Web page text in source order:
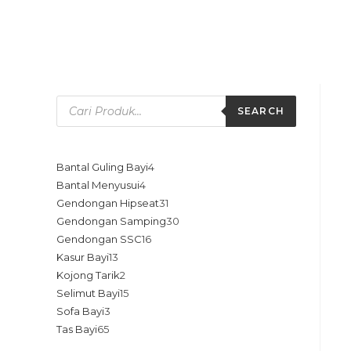
SEARCH
Bantal Guling Bayi4
Bantal Menyusui4
Gendongan Hipseat31
Gendongan Samping30
Gendongan SSC16
Kasur Bayi13
Kojong Tarik2
Selimut Bayi15
Sofa Bayi3
Tas Bayi65